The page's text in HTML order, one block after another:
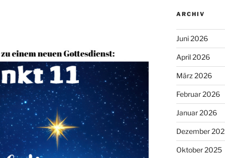
ARCHIV
Juni 2026
April 2026
März 2026
Februar 2026
Januar 2026
Dezember
Oktober 2025